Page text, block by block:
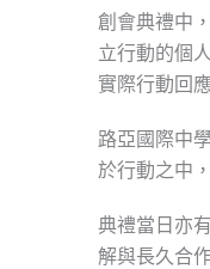
創會典禮中
立行動的個
實際行動回
路亞國際中
於行動之中
典禮當日亦
解與長久合